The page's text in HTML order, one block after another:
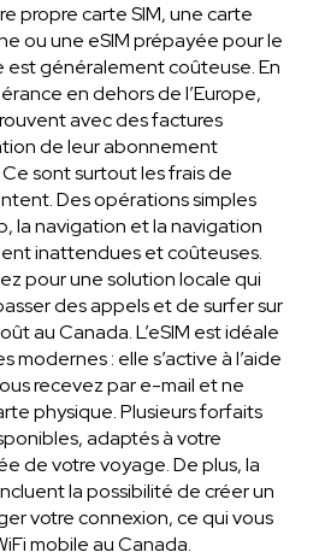
propre carte SIM, une carte
ou une eSIM prépayée pour le
est généralement coûteuse. En
en dehors de l’Europe,
avec des factures
de leur abonnement
sont surtout les frais de
Des opérations simples
la navigation et la navigation
inattendues et coûteuses.
pour une solution locale qui
des appels et de surfer sur
au Canada. L’eSIM est idéale
modernes : elle s’active à l’aide
recevez par e-mail et ne
physique. Plusieurs forfaits
adaptés à votre
de votre voyage. De plus, la
la possibilité de créer un
votre connexion, ce qui vous
mobile au Canada.